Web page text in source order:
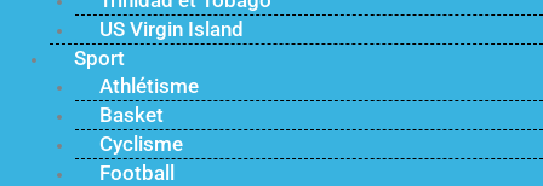
US Virgin Island
Sport
Athlétisme
Basket
Cyclisme
Football